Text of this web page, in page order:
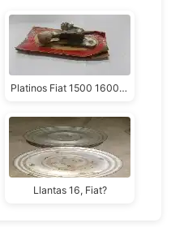
Platinos Fiat 1500 1600 Bufalo Nuevo
Llantas 16, Fiat?